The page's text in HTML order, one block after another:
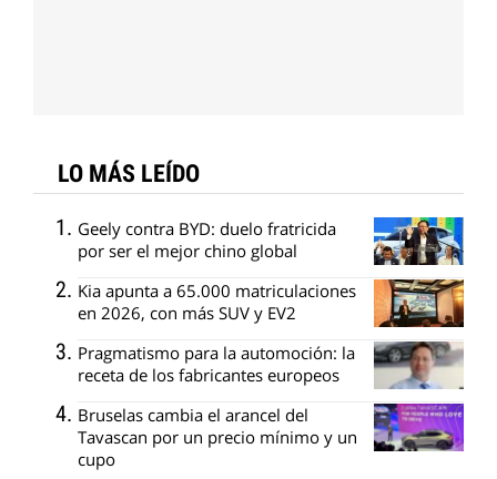
LO MÁS LEÍDO
Geely contra BYD: duelo fratricida
por ser el mejor chino global
Kia apunta a 65.000 matriculaciones
en 2026, con más SUV y EV2
Pragmatismo para la automoción: la
receta de los fabricantes europeos
Bruselas cambia el arancel del
Tavascan por un precio mínimo y un
cupo